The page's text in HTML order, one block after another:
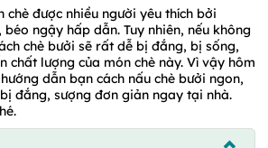
chè được nhiều người yêu thích bởi
ngậy hấp dẫn. Tuy nhiên, nếu không
chè bưởi sẽ rất dễ bị đắng, bị sống,
chất lượng của món chè này. Vì vậy hôm
dẫn bạn cách nấu chè bưởi ngon,
đắng, sượng đơn giản ngay tại nhà.